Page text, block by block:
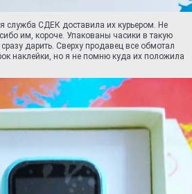
служба СДЕК доставила их курьером. Не
им, короче. Упакованы часики в такую
дарить. Сверху продавец все обмотал
наклейки, но я не помню куда их положила